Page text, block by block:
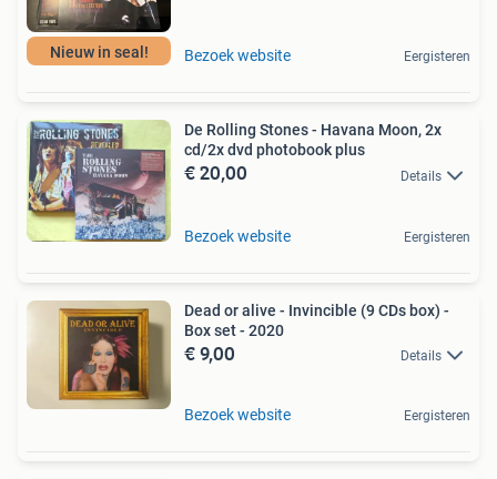
Nieuw in seal! Bezoek website Eergisteren
De Rolling Stones - Havana Moon, 2x
cd/2x dvd photobook plus
€ 20,00 Details
Bezoek website Eergisteren
Dead or alive - Invincible (9 CDs box) -
Box set - 2020
€ 9,00 Details
Bezoek website Eergisteren